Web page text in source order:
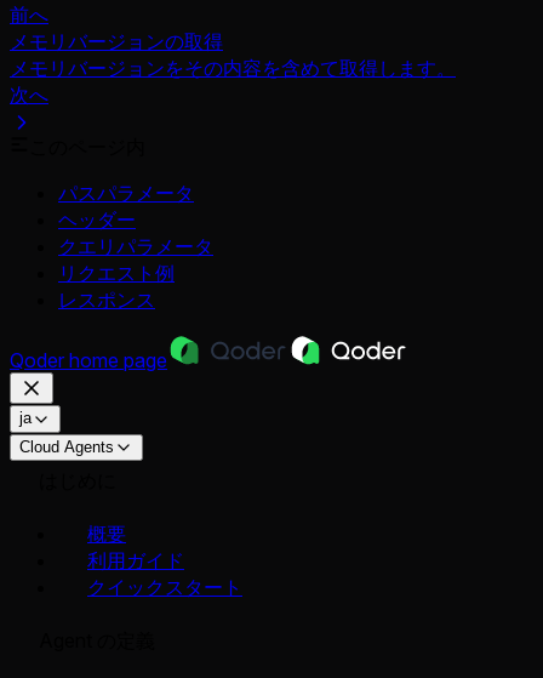
前へ
メモリバージョンの取得
メモリバージョンをその内容を含めて取得します。
次へ
パスパラメータ
ヘッダー
クエリパラメータ
リクエスト例
レスポンス
Qoder home page
ja
Cloud Agents
概要
利用ガイド
クイックスタート